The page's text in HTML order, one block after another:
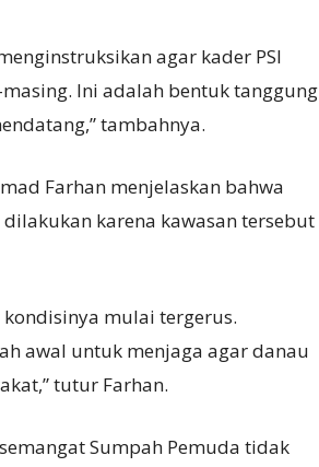
agar kader PSI
Ini adalah bentuk tanggung
tambahnya.
Farhan menjelaskan bahwa
karena kawasan tersebut
mulai tergerus.
awal untuk menjaga agar danau
tutur Farhan.
Sumpah Pemuda tidak